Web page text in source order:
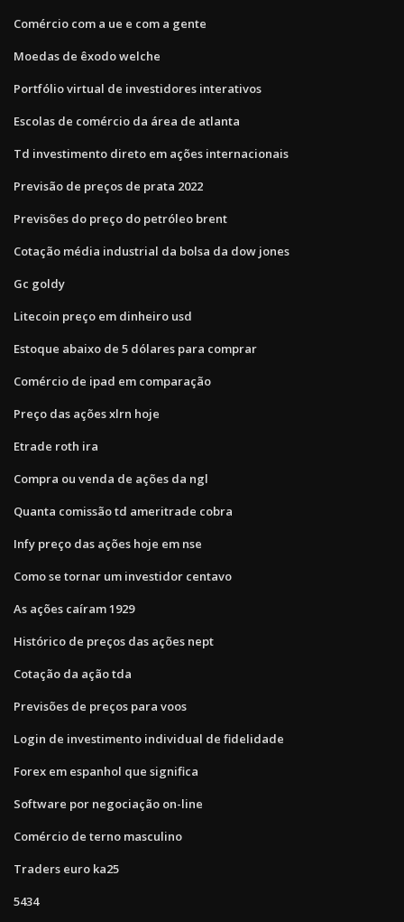
Comércio com a ue e com a gente
Moedas de êxodo welche
Portfólio virtual de investidores interativos
Escolas de comércio da área de atlanta
Td investimento direto em ações internacionais
Previsão de preços de prata 2022
Previsões do preço do petróleo brent
Cotação média industrial da bolsa da dow jones
Gc goldy
Litecoin preço em dinheiro usd
Estoque abaixo de 5 dólares para comprar
Comércio de ipad em comparação
Preço das ações xlrn hoje
Etrade roth ira
Compra ou venda de ações da ngl
Quanta comissão td ameritrade cobra
Infy preço das ações hoje em nse
Como se tornar um investidor centavo
As ações caíram 1929
Histórico de preços das ações nept
Cotação da ação tda
Previsões de preços para voos
Login de investimento individual de fidelidade
Forex em espanhol que significa
Software por negociação on-line
Comércio de terno masculino
Traders euro ka25
5434